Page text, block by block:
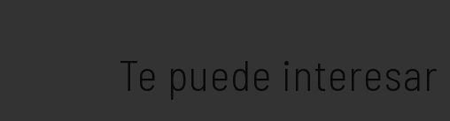
Te puede interesar